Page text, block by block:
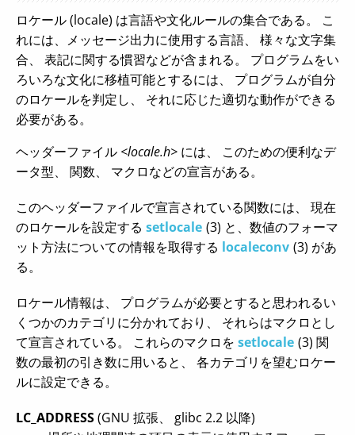
ロケール (locale) は言語や文化ルールの集合である。 こ
れには、メッセージ出力に使用する言語、 様々な文字集
合、 表記に関する慣習などが含まれる。 プログラムをい
ろいろな文化に移植可能とするには、 プログラムが自分
のロケールを判定し、 それに応じた適切な動作ができる
必要がある。
ヘッダーファイル <locale.h> には、 このための便利なデ
ータ型、 関数、 マクロなどの宣言がある。
このヘッダーファイルで宣言されている関数には、 現在
のロケールを設定する setlocale (3) と、数値のフォーマ
ット方法についての情報を取得する localeconv (3) があ
る。
ロケール情報は、 プログラムが必要とすると思われるい
くつかのカテゴリに分かれており、 それらはマクロとし
て宣言されている。 これらのマクロを setlocale (3) 関
数の最初の引き数に用いると、 各カテゴリを望むロケー
ルに設定できる。
LC_ADDRESS(GNU 拡張、 glibc 2.2 以降)